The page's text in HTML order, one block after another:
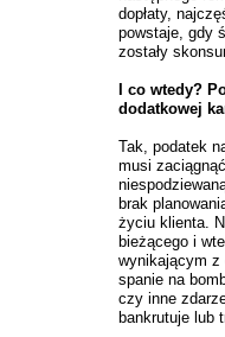
dopłaty,
powstaje, gdy
zostały
I co wtedy?
dodatkowej
Tak, podatek
musi
brak
życiu klienta.
bieżącego i
wynikającym z
spanie na
czy inne
bankrutuje lub